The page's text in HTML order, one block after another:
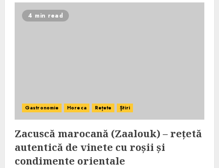
4 min read
Gastronomie Horeca Rețete Știri
Zacuscă marocană (Zaalouk) – rețetă
autentică de vinete cu roșii și
condimente orientale